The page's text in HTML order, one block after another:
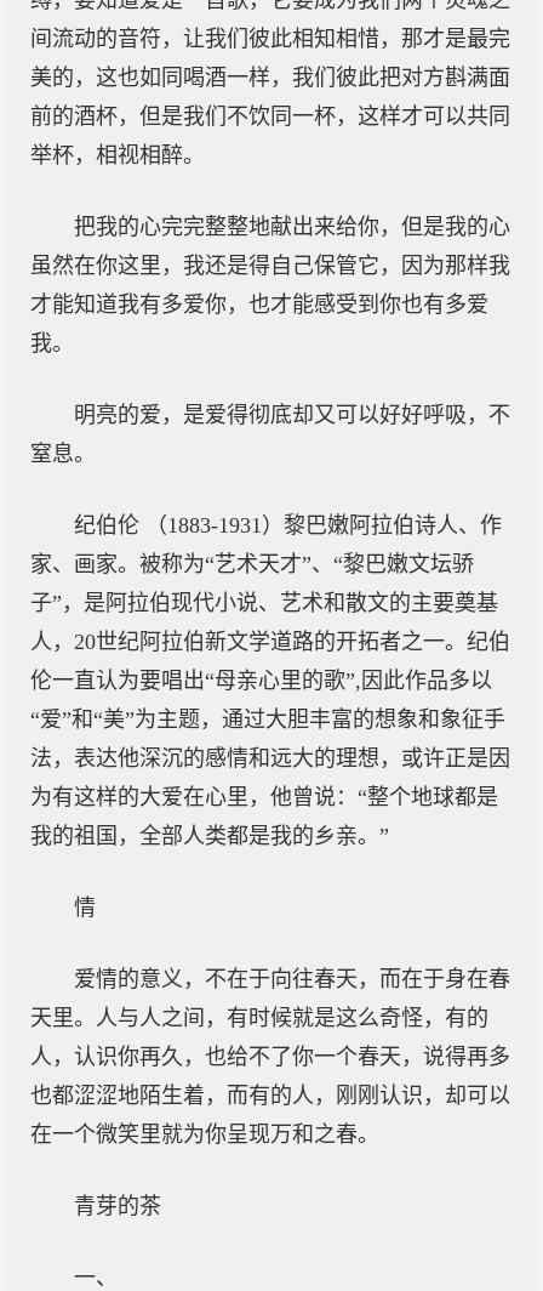
间流动的音符，让我们彼此相知相惜，那才是最完
美的，这也如同喝酒一样，我们彼此把对方斟满面
前的酒杯，但是我们不饮同一杯，这样才可以共同
举杯，相视相醉。
把我的心完完整整地献出来给你，但是我的心
虽然在你这里，我还是得自己保管它，因为那样我
才能知道我有多爱你，也才能感受到你也有多爱
我。
明亮的爱，是爱得彻底却又可以好好呼吸，不
窒息。
纪伯伦 （1883-1931）黎巴嫩阿拉伯诗人、作
家、画家。被称为“艺术天才”、“黎巴嫩文坛骄
子”，是阿拉伯现代小说、艺术和散文的主要奠基
人，20世纪阿拉伯新文学道路的开拓者之一。纪伯
伦一直认为要唱出“母亲心里的歌”,因此作品多以
“爱”和“美”为主题，通过大胆丰富的想象和象征手
法，表达他深沉的感情和远大的理想，或许正是因
为有这样的大爱在心里，他曾说：“整个地球都是
我的祖国，全部人类都是我的乡亲。”
情
爱情的意义，不在于向往春天，而在于身在春
天里。人与人之间，有时候就是这么奇怪，有的
人，认识你再久，也给不了你一个春天，说得再多
也都涩涩地陌生着，而有的人，刚刚认识，却可以
在一个微笑里就为你呈现万和之春。
青芽的茶
一、